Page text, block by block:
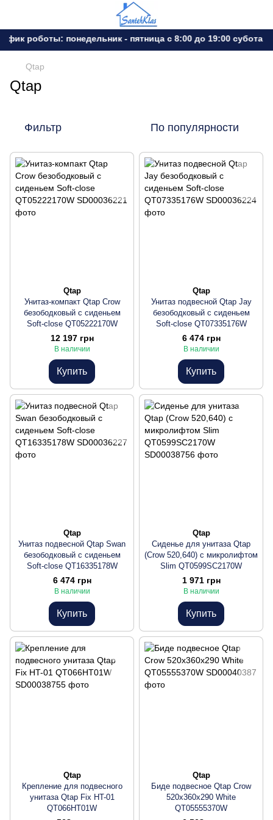
роботы: понедельник - пятница с 8:00 до 19:00 субота -
Qtap
Qtap
Фильтр По популярности
Qtap
Унитаз-компакт Qtap Crow
безободковый с сиденьем
Soft-close QT05222170W
12 197 грн
В наличии
Купить
Qtap
Унитаз подвесной Qtap Jay
безободковый с сиденьем
Soft-close QT07335176W
6 474 грн
В наличии
Купить
Qtap
Унитаз подвесной Qtap Swan
безободковый с сиденьем
Soft-close QT16335178W
6 474 грн
В наличии
Купить
Qtap
Сиденье для унитаза Qtap
(Crow 520,640) с микролифтом
Slim QT0599SC2170W
1 971 грн
В наличии
Купить
Qtap
Крепление для подвесного
унитаза Qtap Fix HT-01
QT066HT01W
Qtap
Биде подвесное Qtap Crow
520х360х290 White
QT05555370W